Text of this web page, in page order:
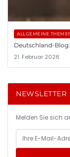
ALLGEMEINE
Deutschland-
21. Februar 2026
NEWSLETTER
Melden Sie sich